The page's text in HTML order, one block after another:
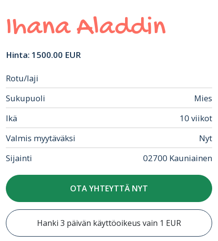
Ihana Aladdin
Hinta: 1500.00 EUR
Rotu/laji
Sukupuoli
Mies
Ikä
10 viikot
Valmis myytäväksi
Nyt
Sijainti
02700 Kauniainen
OTA YHTEYTTÄ NYT
Hanki 3 päivän käyttöoikeus vain 1 EUR